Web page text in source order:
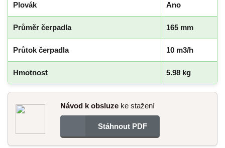
Plovák Ano
Průměr čerpadla 165 mm
Průtok čerpadla 10 m3/h
Hmotnost 5.98 kg
Návod k obsluze ke stažení
Stáhnout PDF